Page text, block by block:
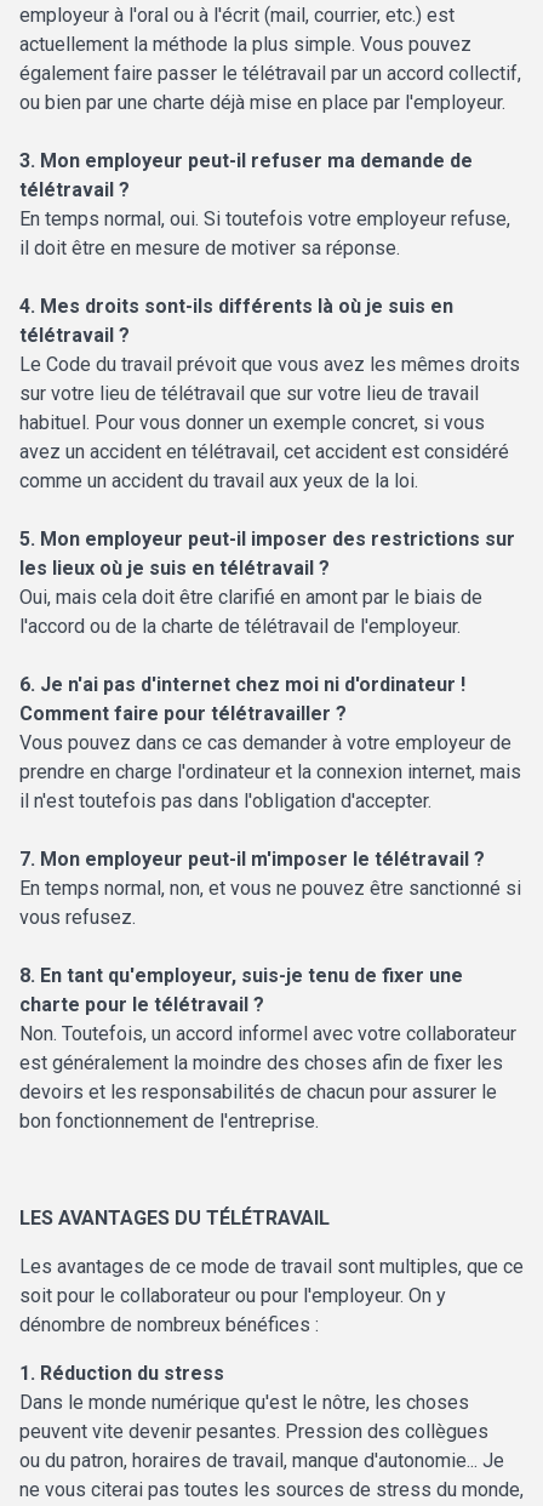
employeur à l'oral ou à l'écrit (mail, courrier, etc.) est
actuellement la méthode la plus simple. Vous pouvez
également faire passer le télétravail par un accord collectif,
ou bien par une charte déjà mise en place par l'employeur.
3. Mon employeur peut-il refuser ma demande de
télétravail ?
En temps normal, oui. Si toutefois votre employeur refuse,
il doit être en mesure de motiver sa réponse.
4. Mes droits sont-ils différents là où je suis en
télétravail ?
Le Code du travail prévoit que vous avez les mêmes droits
sur votre lieu de télétravail que sur votre lieu de travail
habituel. Pour vous donner un exemple concret, si vous
avez un accident en télétravail, cet accident est considéré
comme un accident du travail aux yeux de la loi.
5. Mon employeur peut-il imposer des restrictions sur
les lieux où je suis en télétravail ?
Oui, mais cela doit être clarifié en amont par le biais de
l'accord ou de la charte de télétravail de l'employeur.
6. Je n'ai pas d'internet chez moi ni d'ordinateur !
Comment faire pour télétravailler ?
Vous pouvez dans ce cas demander à votre employeur de
prendre en charge l'ordinateur et la connexion internet, mais
il n'est toutefois pas dans l'obligation d'accepter.
7. Mon employeur peut-il m'imposer le télétravail ?
En temps normal, non, et vous ne pouvez être sanctionné si
vous refusez.
8. En tant qu'employeur, suis-je tenu de fixer une
charte pour le télétravail ?
Non. Toutefois, un accord informel avec votre collaborateur
est généralement la moindre des choses afin de fixer les
devoirs et les responsabilités de chacun pour assurer le
bon fonctionnement de l'entreprise.
LES AVANTAGES DU TÉLÉTRAVAIL
Les avantages de ce mode de travail sont multiples, que ce
soit pour le collaborateur ou pour l'employeur. On y
dénombre de nombreux bénéfices :
1. Réduction du stress
Dans le monde numérique qu'est le nôtre, les choses
peuvent vite devenir pesantes. Pression des collègues
ou du patron, horaires de travail, manque d'autonomie... Je
ne vous citerai pas toutes les sources de stress du monde,